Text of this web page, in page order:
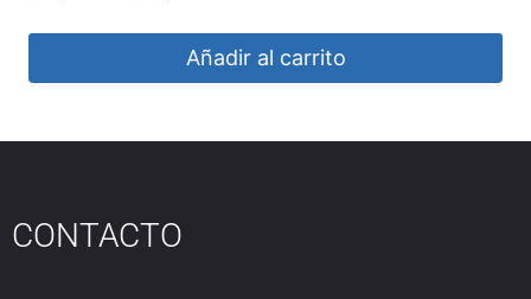
Añadir al carrito
CONTACTO